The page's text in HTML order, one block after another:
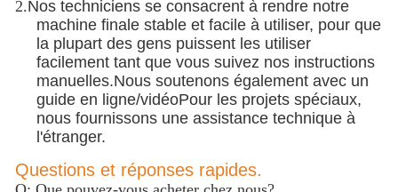
2.Nos techniciens se consacrent à rendre notre
machine finale stable et facile à utiliser, pour que
la plupart des gens puissent les utiliser
facilement tant que vous suivez nos instructions
manuelles.Nous soutenons également avec un
guide en ligne/vidéoPour les projets spéciaux,
nous fournissons une assistance technique à
l'étranger.
Questions et réponses rapides.